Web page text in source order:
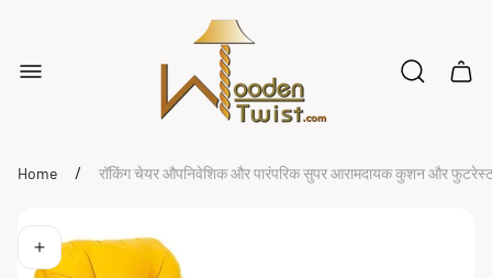
logo"
Cart
Home / रॉकिंग चेयर औपनिवेशिक और पारंपरिक सुपर आरामदायक कुशन और